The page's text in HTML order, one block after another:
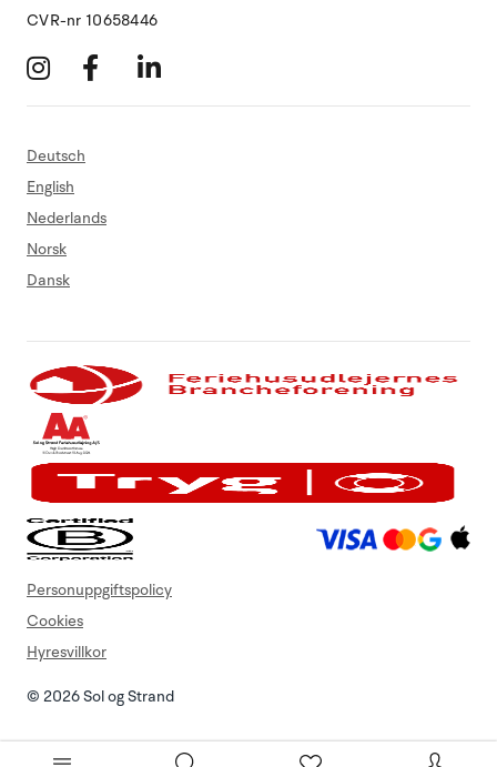
CVR-nr 10658446
Deutsch
English
Nederlands
Norsk
Dansk
© 2026 Sol og Strand
Personuppgiftspolicy
Cookies
Hyresvillkor